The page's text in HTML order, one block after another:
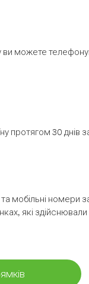
можете
протягом 30 днів
мобільні номери
які здійснювали